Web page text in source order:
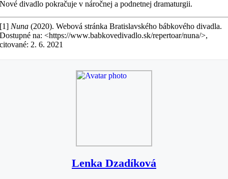
Nové divadlo pokračuje v náročnej a podnetnej dramaturgii.
[1] Nuna (2020). Webová stránka Bratislavského bábkového divadla.
Dostupné na: <https://www.babkovedivadlo.sk/repertoar/nuna/>,
citované: 2. 6. 2021
Lenka Dzadíková